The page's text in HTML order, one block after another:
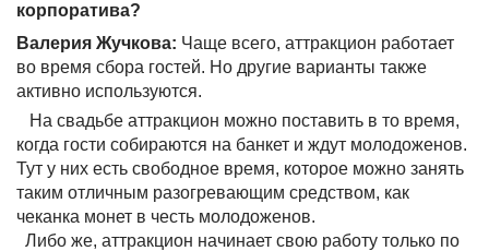
корпоратива?
Валерия Жучкова: Чаще всего, аттракцион работает
во время сбора гостей. Но другие варианты также
активно используются.
На свадьбе аттракцион можно поставить в то время,
когда гости собираются на банкет и ждут молодоженов.
Тут у них есть свободное время, которое можно занять
таким отличным разогревающим средством, как
чеканка монет в честь молодоженов.
Либо же, аттракцион начинает свою работу только по